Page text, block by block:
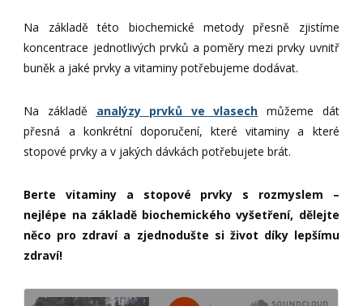
Na základě této biochemické metody přesně zjistíme
koncentrace jednotlivých prvků a poměry mezi prvky uvnitř
buněk a jaké prvky a vitaminy potřebujeme dodávat.
Na základě analýzy prvků ve vlasech můžeme dát
přesná a konkrétní doporučení, které vitaminy a které
stopové prvky a v jakých dávkách potřebujete brát.
Berte vitaminy a stopové prvky s rozmyslem –
nejlépe na základě biochemického vyšetření, dělejte
něco pro zdraví a zjednodušte si život díky lepšímu
zdraví!